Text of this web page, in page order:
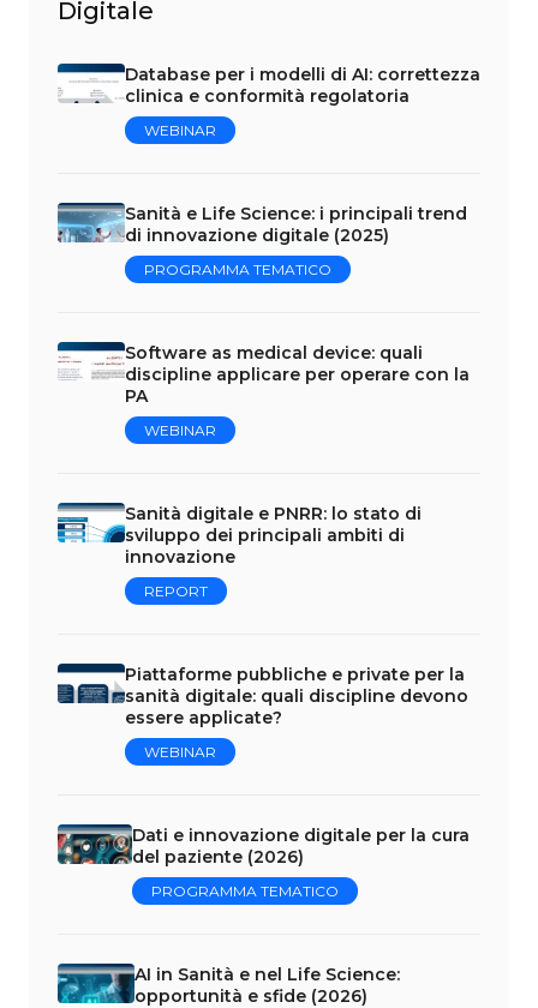
Digitale
Database per i modelli di AI: correttezza
clinica e conformità regolatoria
WEBINAR
Sanità e Life Science: i principali trend
di innovazione digitale (2025)
PROGRAMMA TEMATICO
Software as medical device: quali
discipline applicare per operare con la
PA
WEBINAR
Sanità digitale e PNRR: lo stato di
sviluppo dei principali ambiti di
innovazione
REPORT
Piattaforme pubbliche e private per la
sanità digitale: quali discipline devono
essere applicate?
WEBINAR
Dati e innovazione digitale per la cura
del paziente (2026)
PROGRAMMA TEMATICO
AI in Sanità e nel Life Science:
opportunità e sfide (2026)